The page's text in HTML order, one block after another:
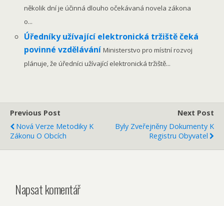
několik dní je účinná dlouho očekávaná novela zákona
o...
Úředníky užívající elektronická tržiště čeká
povinné vzděláváníMinisterstvo pro místní rozvoj
plánuje, že úředníci užívající elektronická tržiště...
Previous Post
Nová Verze Metodiky K
Zákonu O Obcích
Next Post
Byly Zveřejněny Dokumenty K
Registru Obyvatel
Napsat komentář